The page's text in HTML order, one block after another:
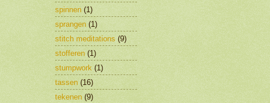
spinnen (1)
sprangen (1)
stitch meditations (9)
stofferen (1)
stumpwork (1)
tassen (16)
tekenen (9)